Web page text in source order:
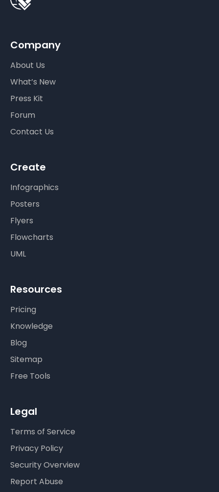
Company
About Us
What’s New
Press Kit
Forum
Contact Us
Create
Infographics
Posters
Flyers
Flowcharts
UML
Resources
Pricing
Knowledge
Blog
Sitemap
Free Tools
Legal
Terms of Service
Privacy Policy
Security Overview
Report Abuse